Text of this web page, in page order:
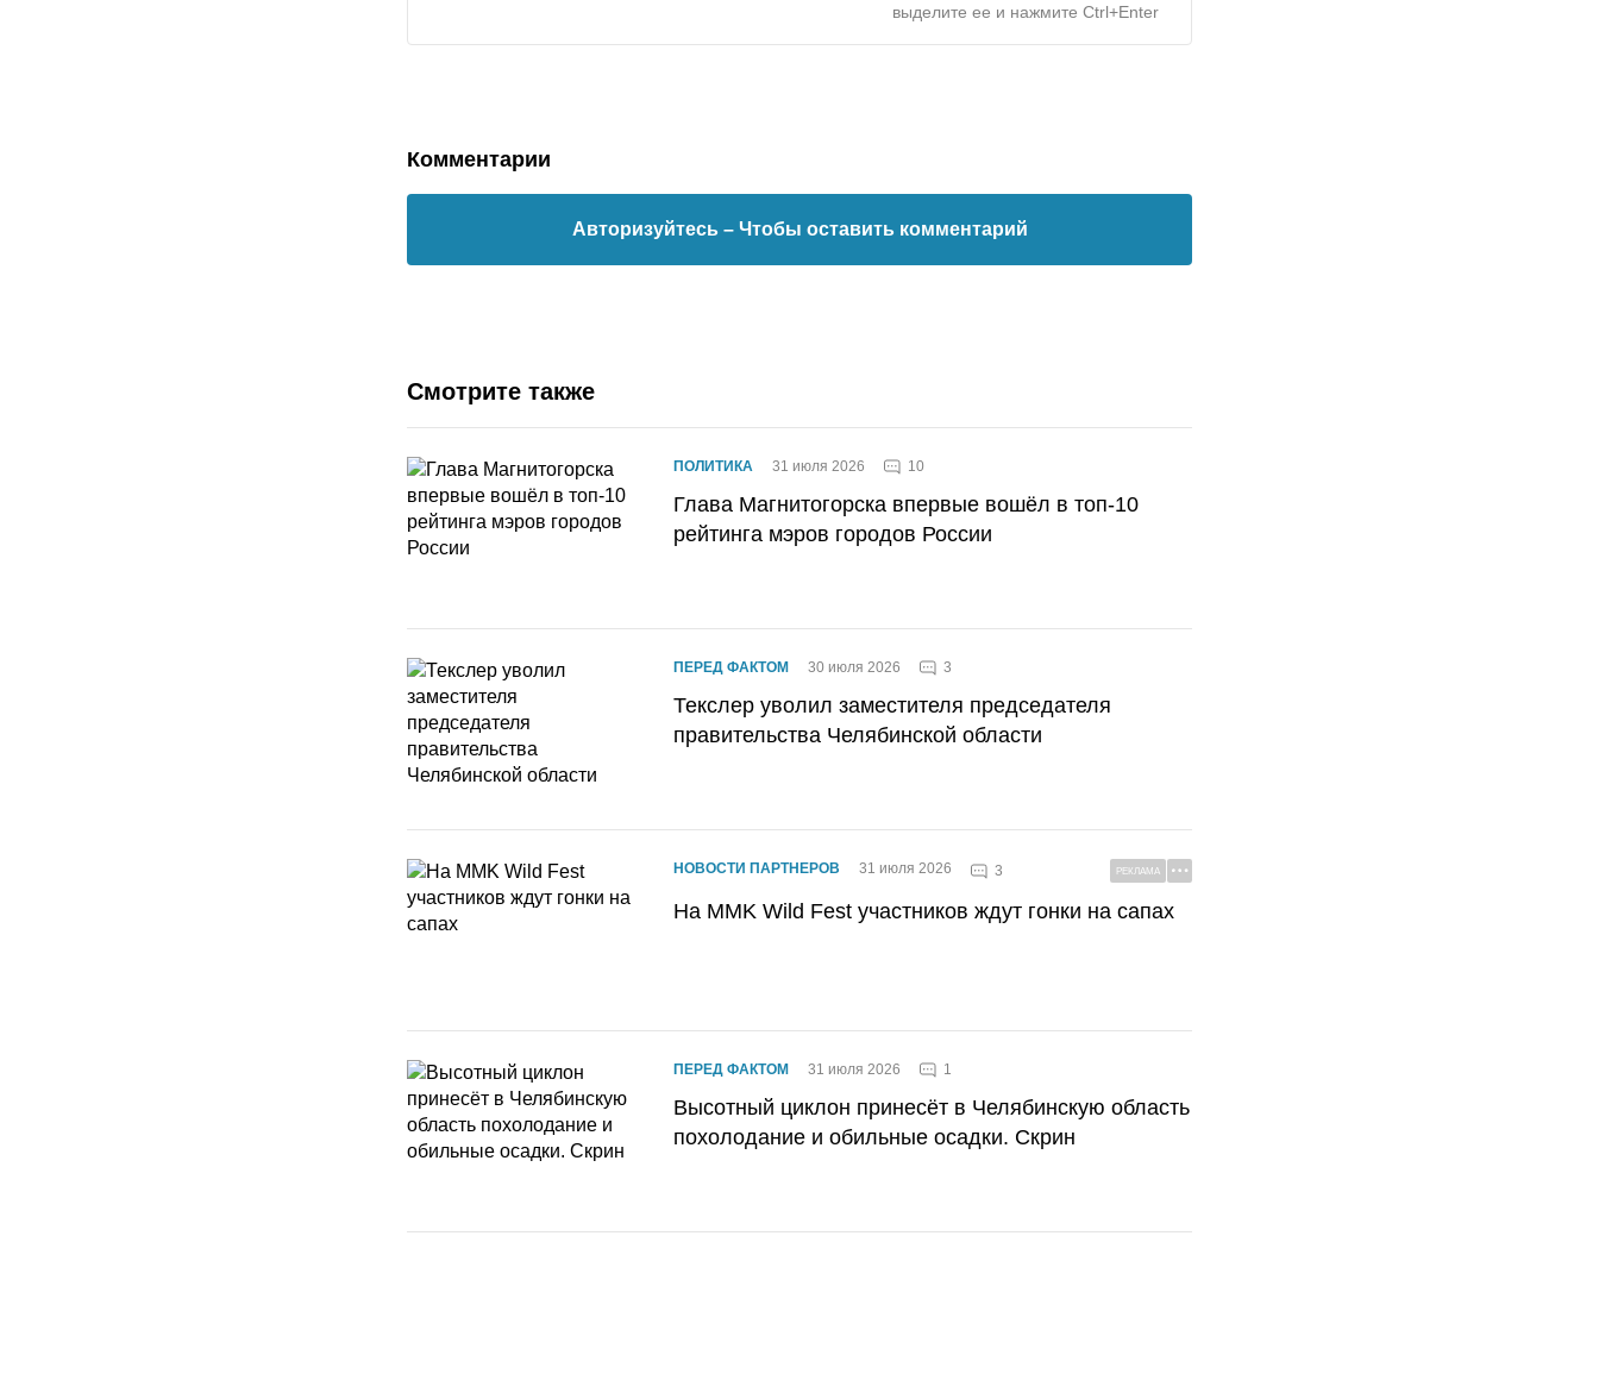
выделите ее и нажмите Ctrl+Enter
Комментарии
Авторизуйтесь – Чтобы оставить комментарий
Смотрите также
ПОЛИТИКА 31 июля 2026 10
Глава Магнитогорска впервые вошёл в топ-10
рейтинга мэров городов России
ПЕРЕД ФАКТОМ 30 июля 2026 3
Текслер уволил заместителя председателя
правительства Челябинской области
НОВОСТИ ПАРТНЕРОВ 31 июля 2026 3 РЕКЛАМА
На MMK Wild Fest участников ждут гонки на сапах
ПЕРЕД ФАКТОМ 31 июля 2026 1
Высотный циклон принесёт в Челябинскую область
похолодание и обильные осадки. Скрин